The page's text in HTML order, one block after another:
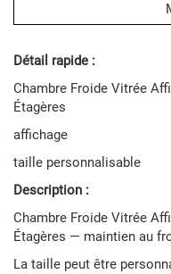
Détail rapide :
Chambre Froide Vitrée
Étagères
affichage
taille personnalisable
Description :
Chambre Froide Vitrée
Étagères — maintien au
La taille peut être